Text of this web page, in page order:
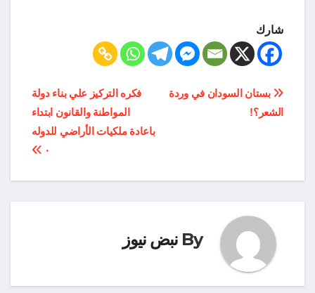
شارك
تصفّح
المقالات
فكره التركيز علي بناء دولة
المواطنة والقانون ابتداء
باعادة ملكيات الأراضي للدوله
٠
بستان السودان في وردة
الشعر؟!
By نبض نيوز